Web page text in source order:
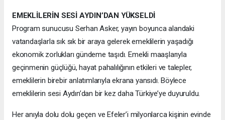
EMEKLİLERİN SESİ AYDIN’DAN YÜKSELDİ
Program sunucusu Serhan Asker, yayın boyunca alandaki
vatandaşlarla sık sık bir araya gelerek emeklilerin yaşadığı
ekonomik zorlukları gündeme taşıdı. Emekli maaşlarıyla
geçinmenin güçlüğü, hayat pahalılığının etkileri ve talepler,
emeklilerin birebir anlatımlarıyla ekrana yansıdı. Böylece
emeklilerin sesi Aydın’dan bir kez daha Türkiye’ye duyuruldu.
Her anıyla dolu dolu geçen ve Efeler’i milyonlarca kişinin evinde